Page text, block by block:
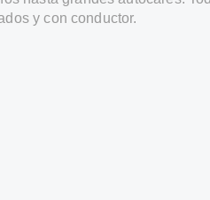
y con conductor.